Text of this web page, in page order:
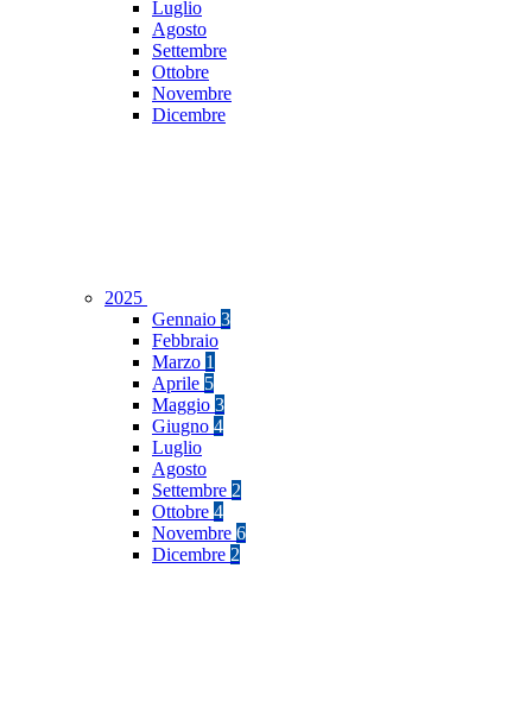
Luglio
Agosto
Settembre
Ottobre
Novembre
Dicembre
2025
Gennaio 3
Febbraio
Marzo 1
Aprile 5
Maggio 3
Giugno 4
Luglio
Agosto
Settembre 2
Ottobre 4
Novembre 6
Dicembre 2